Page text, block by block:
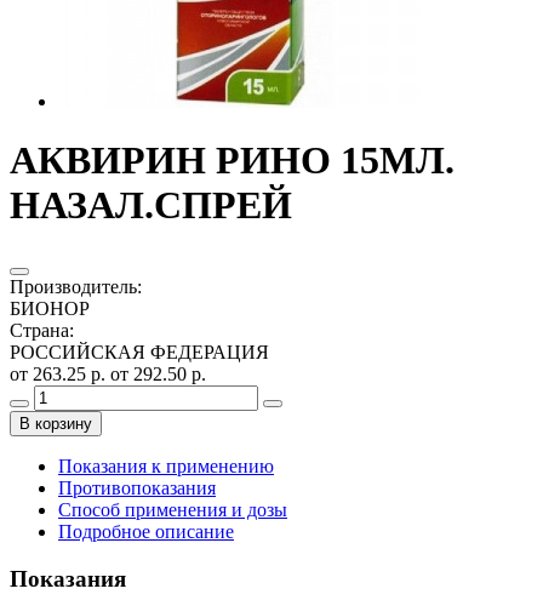
АКВИРИН РИНО 15МЛ.
НАЗАЛ.СПРЕЙ
Производитель:
БИОНОР
Страна:
РОССИЙСКАЯ ФЕДЕРАЦИЯ
от 263.25 р. от 292.50 р.
В корзину
Показания к применению
Противопоказания
Способ применения и дозы
Подробное описание
Показания